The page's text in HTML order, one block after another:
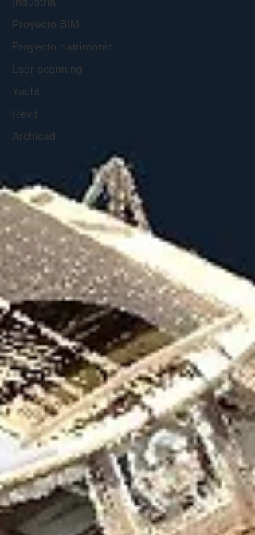
Proyecto BIM
Proyecto patrimonio
Lser scanning
Yacht
Revit
Archicad